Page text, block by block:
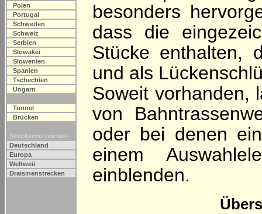
Polen
Portugal
Schweden
Schweiz
Serbien
Slowakei
Slowenien
Spanien
Tschechien
Ungarn
Tunnel
Brücken
Streckenverzeichnis
Deutschland
Europa
Weltweit
Draisinenstrecken
besonders
dass die
Stücke enthalten,
und als
Soweit vorhanden,
von
oder bei denen
einem
einblenden.